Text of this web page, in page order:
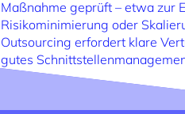
Maßnahme geprüft – etwa zur
Risikominimierung oder
Outsourcing erfordert klare
gutes